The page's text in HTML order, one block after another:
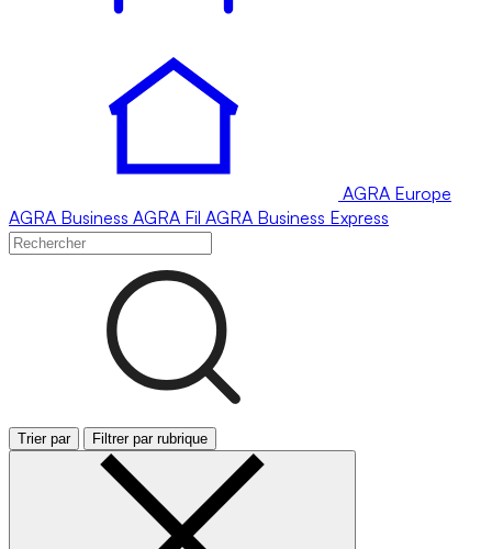
AGRA Europe
AGRA Business AGRA Fil AGRA Business Express
Trier par Filtrer par rubrique